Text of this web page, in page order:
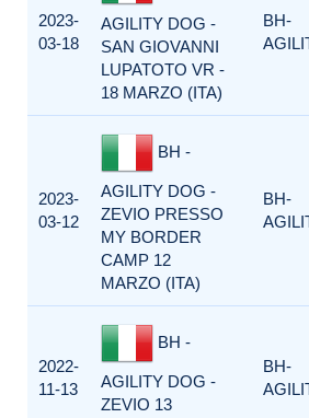
2023-
03-18
AGILITY DOG -
SAN GIOVANNI
LUPATOTO VR -
18 MARZO (ITA)
BH-
2023-
03-12
BH -
AGILITY DOG -
ZEVIO PRESSO
MY BORDER
CAMP 12
MARZO (ITA)
BH-
2022-
11-13
BH -
AGILITY DOG -
ZEVIO 13
BH-